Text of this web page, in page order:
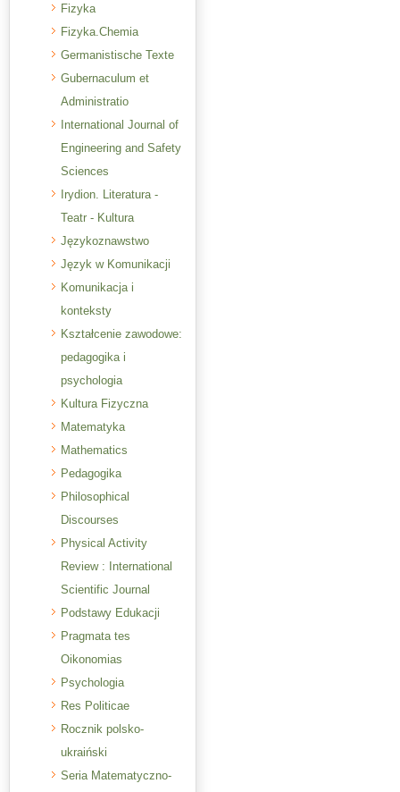
Fizyka
Fizyka.Chemia
Germanistische Texte
Gubernaculum et
Administratio
International Journal of
Engineering and Safety
Sciences
Irydion. Literatura -
Teatr - Kultura
Językoznawstwo
Język w Komunikacji
Komunikacja i
konteksty
Kształcenie zawodowe:
pedagogika i
psychologia
Kultura Fizyczna
Matematyka
Mathematics
Pedagogika
Philosophical
Discourses
Physical Activity
Review : International
Scientific Journal
Podstawy Edukacji
Pragmata tes
Oikonomias
Psychologia
Res Politicae
Rocznik polsko-
ukraiński
Seria Matematyczno-